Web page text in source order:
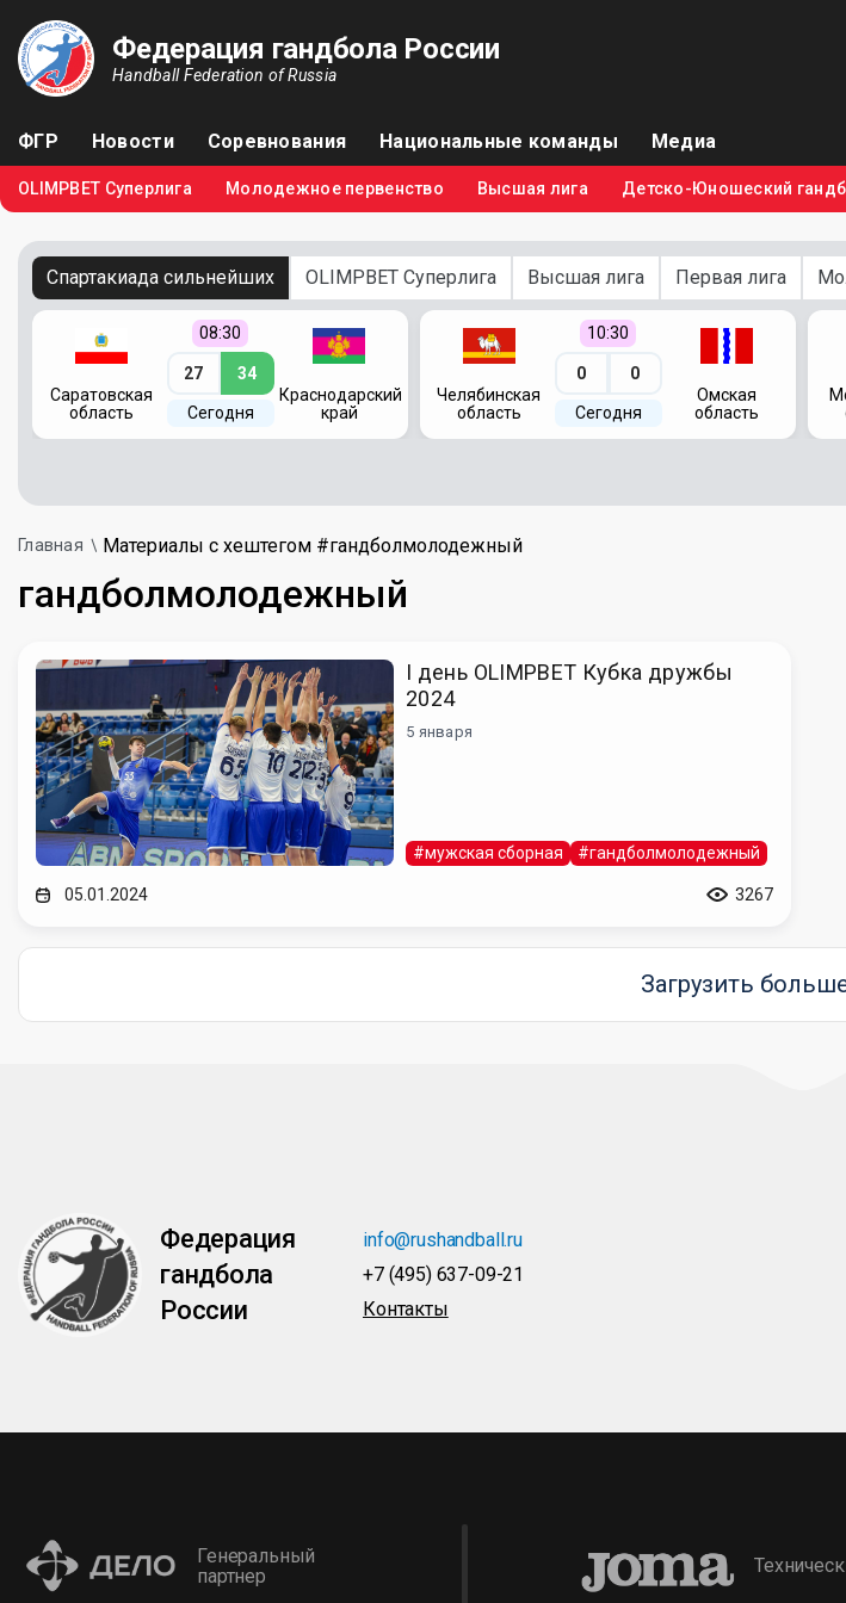
Федерация гандбола России
Handball Federation of Russia
ФГР Новости Соревнования Национальные команды Медиа
OLIMPBET Суперлига Молодежное первенство Высшая лига Детско-Юношеский
Спартакиада сильнейших OLIMPBET Суперлига Высшая лига Первая лига
Саратовская
область
08:30
27 34
Сегодня
Краснодарский
край
Челябинская
область
10:30
0 0
Сегодня
Омская
область
Главная Материалы с хештегом #гандболмолодежный
гандболмолодежный
I день OLIMPBET Кубка дружбы
2024
5 января
#мужская сборная #гандболмолодежный
05.01.2024 3267
Загрузить
Федерация
гандбола
России
info@rushandball.ru
+7 (495) 637-09-21
Контакты
Генеральный
партнер